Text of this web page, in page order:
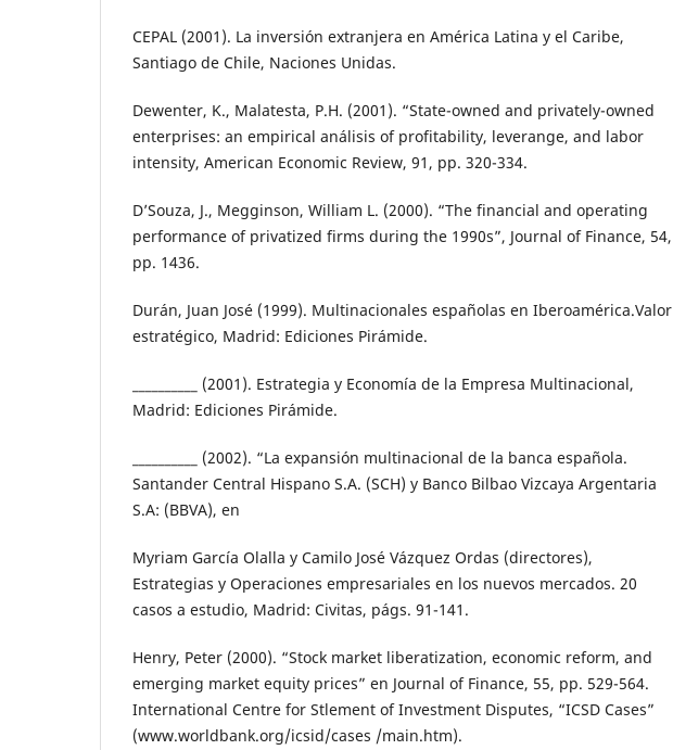
CEPAL (2001). La inversión extranjera en América Latina y el Caribe,
Santiago de Chile, Naciones Unidas.
Dewenter, K., Malatesta, P.H. (2001). “State-owned and privately-owned
enterprises: an empirical análisis of profitability, leverange, and labor
intensity, American Economic Review, 91, pp. 320-334.
DʼSouza, J., Megginson, William L. (2000). “The financial and operating
performance of privatized firms during the 1990s”, Journal of Finance, 54,
pp. 1436.
Durán, Juan José (1999). Multinacionales españolas en Iberoamérica.Valor
estratégico, Madrid: Ediciones Pirámide.
__________ (2001). Estrategia y Economía de la Empresa Multinacional,
Madrid: Ediciones Pirámide.
__________ (2002). “La expansión multinacional de la banca española.
Santander Central Hispano S.A. (SCH) y Banco Bilbao Vizcaya Argentaria
S.A: (BBVA), en
Myriam García Olalla y Camilo José Vázquez Ordas (directores),
Estrategias y Operaciones empresariales en los nuevos mercados. 20
casos a estudio, Madrid: Civitas, págs. 91-141.
Henry, Peter (2000). “Stock market liberatization, economic reform, and
emerging market equity prices” en Journal of Finance, 55, pp. 529-564.
International Centre for Stlement of Investment Disputes, “ICSD Cases”
(www.worldbank.org/icsid/cases /main.htm).